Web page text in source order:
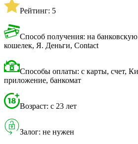
Рейтинг: 5
Способ получения: на
кошелек, Я. Деньги, Contact
Способы оплаты: с карты, счет,
приложение, банкомат
Возраст: с 23 лет
Залог: не нужен